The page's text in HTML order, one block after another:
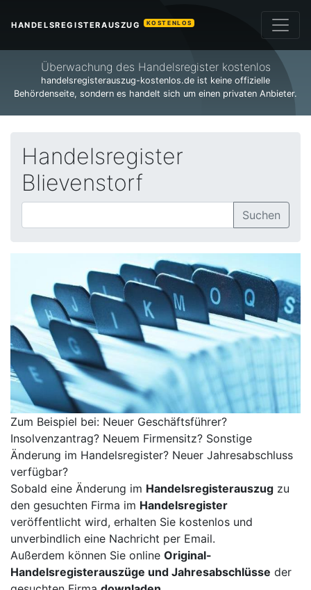
HANDELSREGISTERAUSZUG KOSTENLOS
Überwachung des Handelsregister kostenlos
handelsregisterauszug-kostenlos.de ist keine offizielle
Behördenseite, sondern es handelt sich um einen privaten Anbieter.
Handelsregister
Blievenstorf
Suchen
Zum Beispiel bei: Neuer Geschäftsführer?
Insolvenzantrag? Neuem Firmensitz? Sonstige
Änderung im Handelsregister? Neuer Jahresabschluss
verfügbar?
Sobald eine Änderung im Handelsregisterauszug zu
den gesuchten Firma im Handelsregister
veröffentlicht wird, erhalten Sie kostenlos und
unverbindlich eine Nachricht per Email.
Außerdem können Sie online Original-
Handelsregisterauszüge und Jahresabschlüsse der